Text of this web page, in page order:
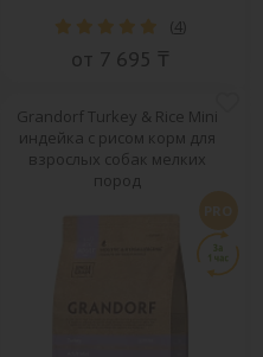
(4)
от 7 695 ₸
Grandorf Turkey & Rice Mini
индейка с рисом корм для
взрослых собак мелких
пород